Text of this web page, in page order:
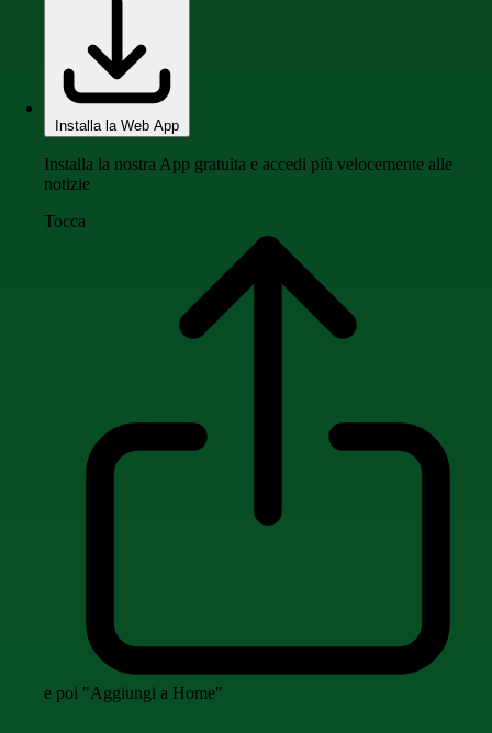
Installa la Web App
Installa la nostra App gratuita e accedi più velocemente alle
notizie
Tocca
e poi "Aggiungi a Home"